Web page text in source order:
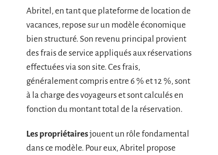
Abritel, en tant que plateforme de location de
vacances, repose sur un modèle économique
bien structuré. Son revenu principal provient
des frais de service appliqués aux réservations
effectuées via son site. Ces frais,
généralement compris entre 6 % et 12 %, sont
à la charge des voyageurs et sont calculés en
fonction du montant total de la réservation.
Les propriétairesjouent un rôle fondamental
dans ce modèle. Pour eux, Abritel propose